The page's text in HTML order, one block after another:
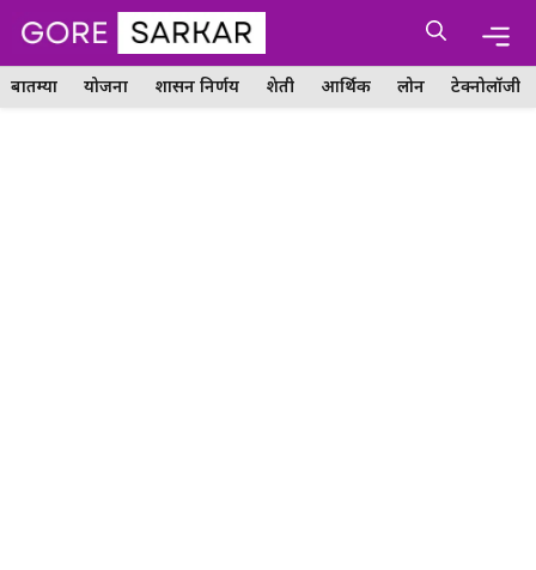
Skip
content
बातम्या योजना शासन निर्णय शेती आर्थिक लोन टेक्नोलॉजी